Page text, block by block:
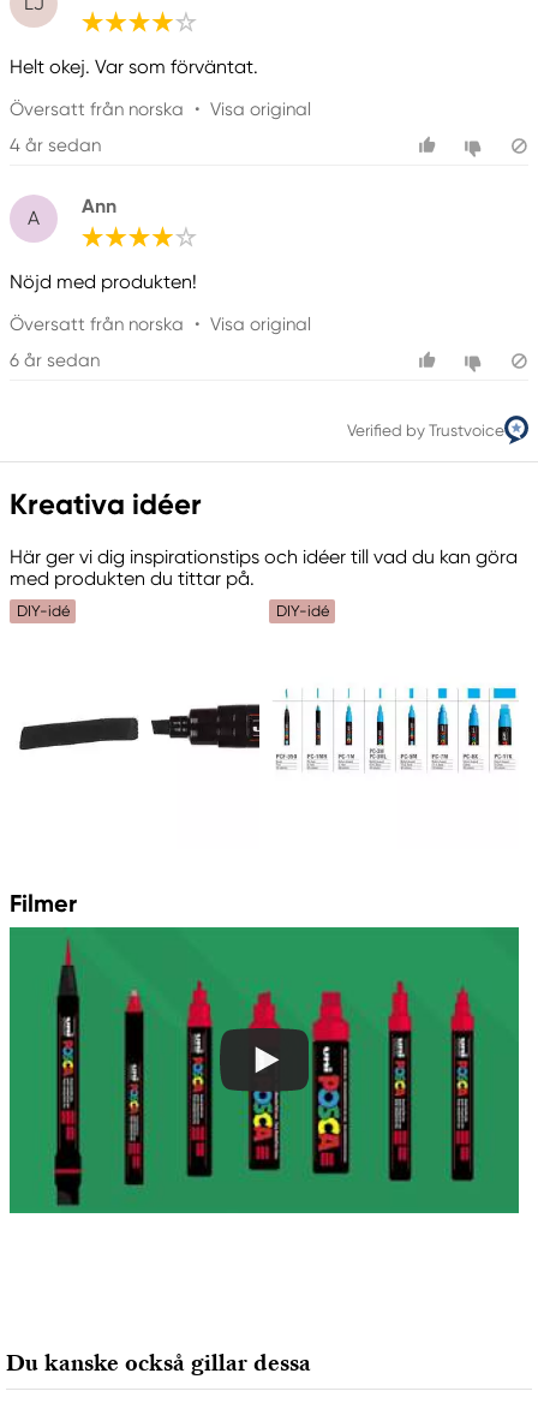
Helt okej. Var som förväntat.
Översatt från norska • Visa original
4 år sedan
A
Ann
Nöjd med produkten!
Översatt från norska • Visa original
6 år sedan
Verified by Trustvoice
Kreativa idéer
Här ger vi dig inspirationstips och idéer till vad du kan göra
med produkten du tittar på.
DIY-idé DIY-idé
Filmer
Du kanske också gillar dessa